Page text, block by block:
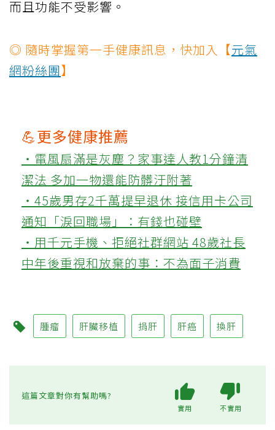
而且功能不受影響。
◎ 隨時掌握第一手健康訊息，快加入【元氣
網粉絲團】
💪更多健康推薦
‧電風扇滿是灰塵？家事達人教1分鐘清
潔法 多加一物還能防髒汙附著
‧45歲男存2千萬提早退休 接信用卡公司
通知「淚回職場」：有錢也碰壁
‧用千元手機、拒絕社群網站 48歲社長
中年後重視和放棄的事：不為面子消費
腫瘤 肝臟移植 捐肝 肝癌 換肝
這篇文章對你有幫助嗎?
實用 不實用